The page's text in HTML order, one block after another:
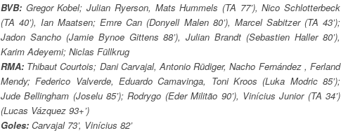
BVB: Gregor Kobel; Julian Ryerson, Mats Hummels (TA 77’), Nico Schlotterbeck
(TA 40’), Ian Maatsen; Emre Can (Donyell Malen 80’), Marcel Sabitzer (TA 43’);
Jadon Sancho (Jamie Bynoe Gittens 88’), Julian Brandt (Sebastien Haller 80’),
Karim Adeyemi; Niclas Füllkrug
RMA: Thibaut Courtois; Dani Carvajal, Antonio Rüdiger, Nacho Fernández , Ferland
Mendy; Federico Valverde, Eduardo Camavinga, Toni Kroos (Luka Modric 85’);
Jude Bellingham (Joselu 85’); Rodrygo (Eder Militão 90’), Vinícius Junior (TA 34’)
(Lucas Vázquez 93+’)
Goles: Carvajal 73’, Vinícius 82’